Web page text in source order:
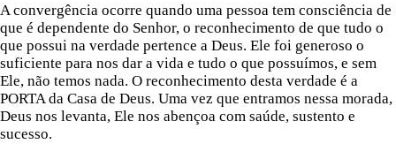
A convergência ocorre quando uma pessoa tem consciência de
que é dependente do Senhor, o reconhecimento de que tudo o
que possui na verdade pertence a Deus. Ele foi generoso o
suficiente para nos dar a vida e tudo o que possuímos, e sem
Ele, não temos nada. O reconhecimento desta verdade é a
PORTA da Casa de Deus. Uma vez que entramos nessa morada,
Deus nos levanta, Ele nos abençoa com saúde, sustento e
sucesso.